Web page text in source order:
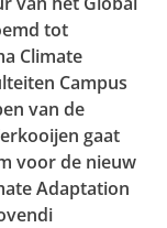
tot
Climate
Campus
van de
gaat
voor de nieuw
Adaptation